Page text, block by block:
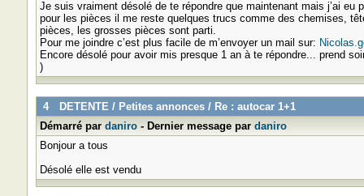
Je suis vraiment désolé de te répondre que maintenant mais j’ai
pour les pièces il me reste quelques trucs comme des chemises,
pièces, les grosses pièces sont parti.
Pour me joindre c’est plus facile de m’envoyer un mail sur:
Encore désolé pour avoir mis presque 1 an à te répondre... prend
)
4 DETENTE / Petites annonces / Re : autocar 1+1
Démarré par daniro- Dernier message par daniro
Bonjour a tous
Désolé elle est vendu